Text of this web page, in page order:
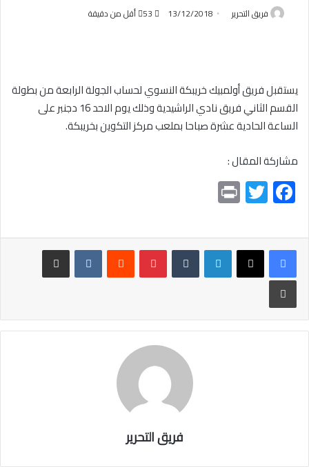
فريق التحرير 13/12/2018 أقل من دقيقة
يستقبل فريق أولمبيك خريبكة النسوي لحساب الجولة الرابعة من بطولة
القسم الثاني فريق نادي الراشيدية وذلك يوم الاحد 16 دجنبر على
الساعة الحادية عشرة صباحا بملعب مركز التكوين بخريبكة.
مشاركة المقال :
F
ac
e
b
o
ok
T
wi
tt
er
t
لينكدإن بينتيريست
مشاركة عبر البريد
طباعة
فريق التحرير